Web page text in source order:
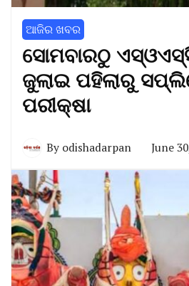
ଆଜିର ଖବର
ସୋମବାରଠୁ
ଜୁଲାଇ ପହିଲାରୁ
ପରୀକ୍ଷା
By odishadarpan June